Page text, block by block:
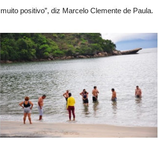
positivo”, diz Marcelo Clemente de Paula.